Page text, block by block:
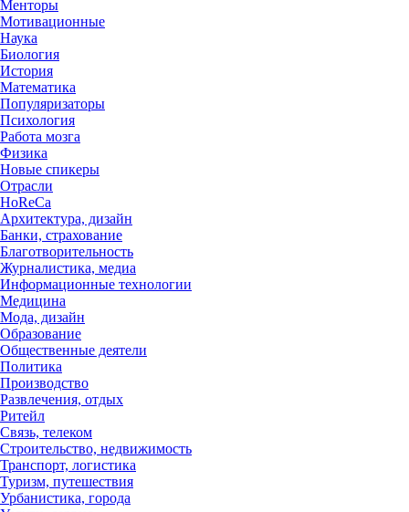
Менторы
Мотивационные
Наука
Биология
История
Математика
Популяризаторы
Психология
Работа мозга
Физика
Новые спикеры
Отрасли
HoReCa
Архитектура, дизайн
Банки, страхование
Благотворительность
Журналистика, медиа
Информационные технологии
Медицина
Мода, дизайн
Образование
Общественные деятели
Политика
Производство
Развлечения, отдых
Ритейл
Связь, телеком
Строительство, недвижимость
Транспорт, логистика
Туризм, путешествия
Урбанистика, города